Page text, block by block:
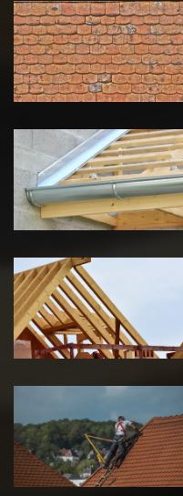
démoussage de
toiture 39
Jura
Pose de
Chéneau 39
Jura
Traitement de
charpente 39
Jura
Urgence fuite
de toiture 39
Jura